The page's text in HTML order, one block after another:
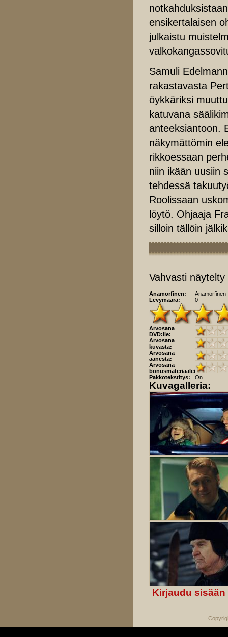
ensikertalaisen
julkaistu
Samuli
rakastavasta
öykkäriksi
katuvana
anteeksiantoon.
näkymättömin
rikkoessaan
niin ikään uusiin
tehdessä
Roolissaan
löytö. Ohjaaja
silloin tällöin
Vahvasti
Anamorfinen:
Anamorfinen
Levymäärä:
0
Arvosana
DVD:lle:
Arvosana
kuvasta:
Arvosana
äänestä:
Arvosana
bonusmateriaaleista:
Pakkotekstitys:
On
Kuvagalleria:
Kirjaudu sisään